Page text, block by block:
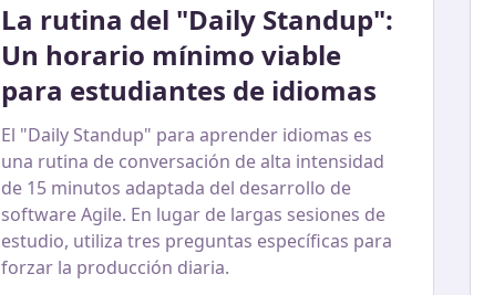
La rutina del "Daily Standup":
Un horario mínimo viable
para estudiantes de idiomas
El "Daily Standup" para aprender idiomas es
una rutina de conversación de alta intensidad
de 15 minutos adaptada del desarrollo de
software Agile. En lugar de largas sesiones de
estudio, utiliza tres preguntas específicas para
forzar la producción diaria.